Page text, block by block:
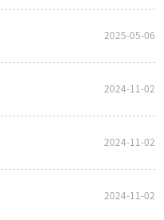
2025-05-06
2024-11-02
2024-11-02
2024-11-02